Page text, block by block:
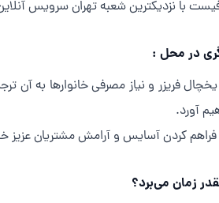
با نزدیکترین شعبه تهران سرویس
در محل :
فریزر و نیاز مصرفی خانوارها به
آورد.
کردن آسایس و آرامش مشتریان
زمان می‌برد؟